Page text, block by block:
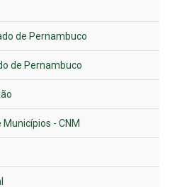
de Pernambuco
de Pernambuco
- CNM